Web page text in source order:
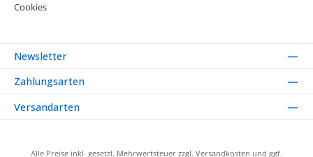
Cookies
Newsletter
Zahlungsarten
Versandarten
Alle Preise inkl. gesetzl. Mehrwertsteuer zzgl. Versandkosten und ggf.